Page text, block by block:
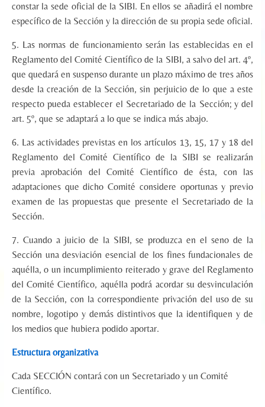
constar la sede oficial de la SIBI. En ellos se añadirá el nombre
específico de la Sección y la dirección de su propia sede oficial.
5. Las normas de funcionamiento serán las establecidas en el
Reglamento del Comité Científico de la SIBI, a salvo del art. 4º,
que quedará en suspenso durante un plazo máximo de tres años
desde la creación de la Sección, sin perjuicio de lo que a este
respecto pueda establecer el Secretariado de la Sección; y del
art. 5º, que se adaptará a lo que se indica más abajo.
6. Las actividades previstas en los artículos 13, 15, 17 y 18 del
Reglamento del Comité Científico de la SIBI se realizarán
previa aprobación del Comité Científico de ésta, con las
adaptaciones que dicho Comité considere oportunas y previo
examen de las propuestas que presente el Secretariado de la
Sección.
7. Cuando a juicio de la SIBI, se produzca en el seno de la
Sección una desviación esencial de los fines fundacionales de
aquélla, o un incumplimiento reiterado y grave del Reglamento
del Comité Científico, aquélla podrá acordar su desvinculación
de la Sección, con la correspondiente privación del uso de su
nombre, logotipo y demás distintivos que la identifiquen y de
los medios que hubiera podido aportar.
Estructura organizativa
Cada SECCIÓN contará con un Secretariado y un Comité
Científico.